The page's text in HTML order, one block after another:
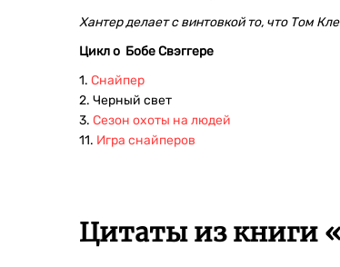
Хантер делает с винтовкой то, что Том
Цикл о Бобе Свэггере
1. Снайпер
2. Черный свет
3. Сезон охоты на людей
11. Игра снайперов
Цитаты из книги